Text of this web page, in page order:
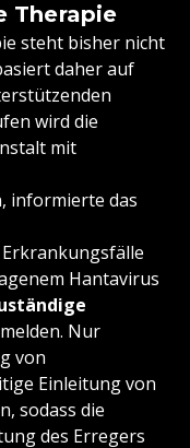
Therapie
steht bisher nicht
daher auf
wird die
mit
informierte das
Hantavirus
Nur
von
Einleitung von
sodass die
des Erregers